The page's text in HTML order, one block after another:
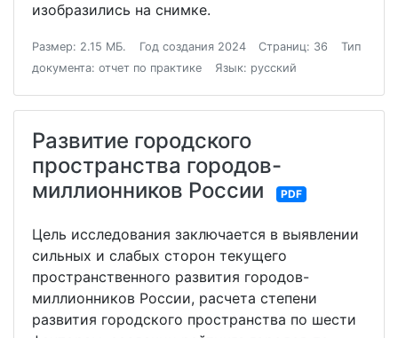
изобразились на снимке.
Размер: 2.15 МБ. Год создания 2024 Страниц: 36
Тип
документа: отчет по практике
Язык: русский
Развитие городского
пространства городов-
миллионников России
PDF
Цель исследования заключается в выявлении
сильных и слабых сторон текущего
пространственного развития городов-
миллионников России, расчета степени
развития городского пространства по шести